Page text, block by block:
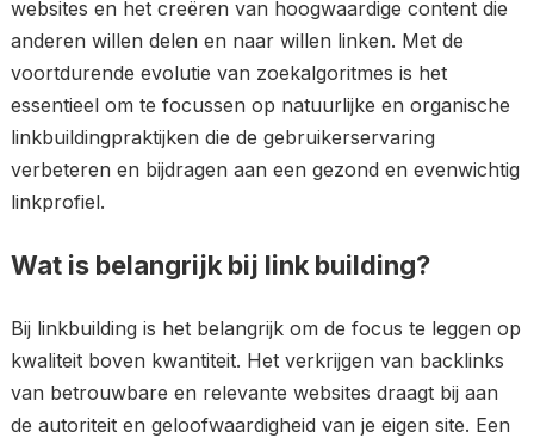
websites en het creëren van hoogwaardige content die
anderen willen delen en naar willen linken. Met de
voortdurende evolutie van zoekalgoritmes is het
essentieel om te focussen op natuurlijke en organische
linkbuildingpraktijken die de gebruikerservaring
verbeteren en bijdragen aan een gezond en evenwichtig
linkprofiel.
Wat is belangrijk bij link building?
Bij linkbuilding is het belangrijk om de focus te leggen op
kwaliteit boven kwantiteit. Het verkrijgen van backlinks
van betrouwbare en relevante websites draagt bij aan
de autoriteit en geloofwaardigheid van je eigen site. Een